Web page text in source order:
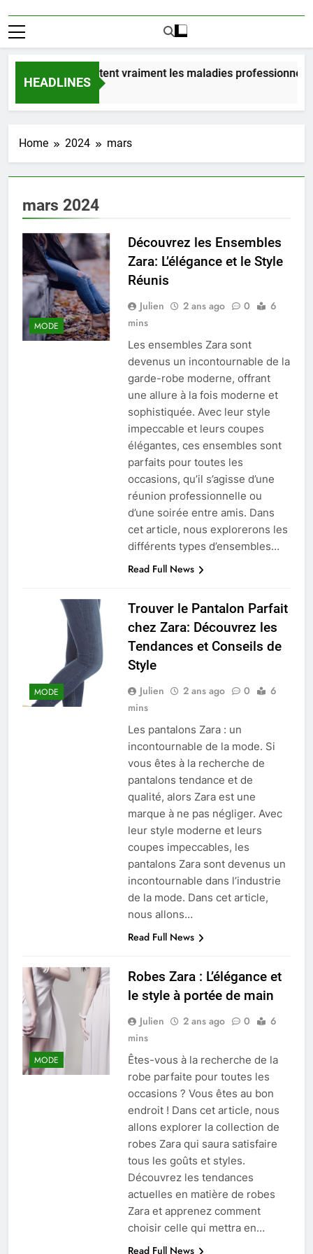
HEADLINES
Combien coûtent vraiment les maladies
1 Jour Ago
Home 2024 mars
mars 2024
MODE
Découvrez les Ensembles
Zara: L’élégance et le Style
Réunis
Julien 2 ans ago 0
6
mins
Les ensembles Zara sont
devenus un incontournable de la
garde-robe moderne, offrant
une allure à la fois moderne et
sophistiquée. Avec leur style
impeccable et leurs coupes
élégantes, ces ensembles sont
parfaits pour toutes les
occasions, qu’il s’agisse d’une
réunion professionnelle ou
d’une soirée entre amis. Dans
cet article, nous explorerons les
différents types d’ensembles…
Read Full News
MODE
Trouver le Pantalon Parfait
chez Zara: Découvrez les
Tendances et Conseils de
Style
Julien 2 ans ago 0
6
mins
Les pantalons Zara : un
incontournable de la mode. Si
vous êtes à la recherche de
pantalons tendance et de
qualité, alors Zara est une
marque à ne pas négliger. Avec
leur style moderne et leurs
coupes impeccables, les
pantalons Zara sont devenus un
incontournable dans l’industrie
de la mode. Dans cet article,
nous allons…
Read Full News
MODE
Robes Zara : L’élégance et
le style à portée de main
Julien 2 ans ago 0
6
mins
Êtes-vous à la recherche de la
robe parfaite pour toutes les
occasions ? Vous êtes au bon
endroit ! Dans cet article, nous
allons explorer la collection de
robes Zara qui saura satisfaire
tous les goûts et styles.
Découvrez les tendances
actuelles en matière de robes
Zara et apprenez comment
choisir celle qui mettra en…
Read Full News